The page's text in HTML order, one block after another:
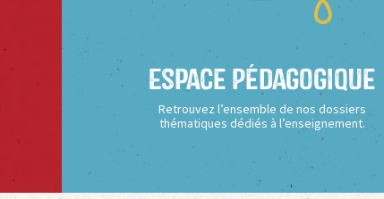
Espace Pédagogique
Retrouvez l’ensemble de nos dossiers
thématiques dédiés à l’enseignement.